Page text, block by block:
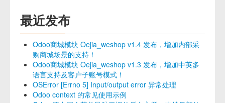
最近发布
Odoo商城模块 Oejia_weshop v1.4 发布，增加内部采
购商城场景的支持！
Odoo商城模块 Oejia_weshop v1.3 发布，增加中英多
语言支持及客户子账号模式！
OSError [Errno 5] Input/output error 异常处理
Odoo context 的常见使用示例